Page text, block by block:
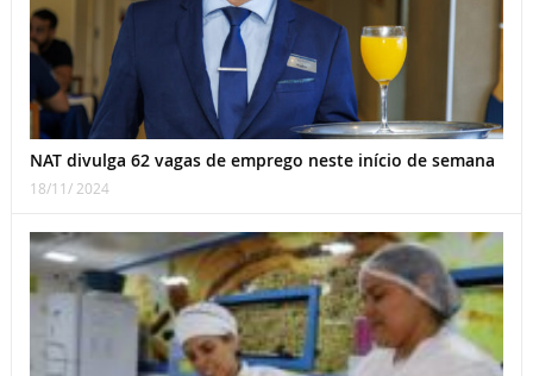
NAT divulga 62 vagas de emprego neste início de semana
18/11/ 2024